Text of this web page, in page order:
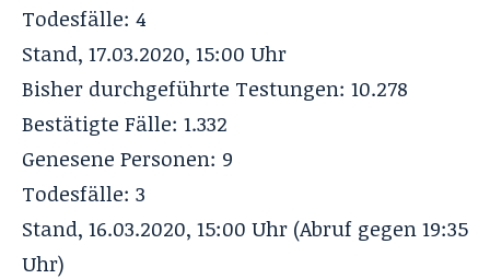
Todesfälle: 4
Stand, 17.03.2020, 15:00 Uhr
Bisher durchgeführte Testungen: 10.278
Bestätigte Fälle: 1.332
Genesene Personen: 9
Todesfälle: 3
Stand, 16.03.2020, 15:00 Uhr (Abruf gegen 19:35
Uhr)